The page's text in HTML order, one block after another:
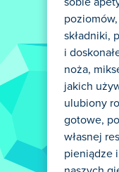
składniki,
i
noża,
jakich
ulubiony
gotowe,
własnej
pieniądze